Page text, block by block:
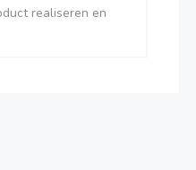
realiseren en